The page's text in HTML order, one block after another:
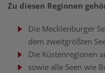
Zu diesen Regionen
Die Mecklenburger
dem zweitgrößten
Die Küstenregionen
sowie alle Seen wie